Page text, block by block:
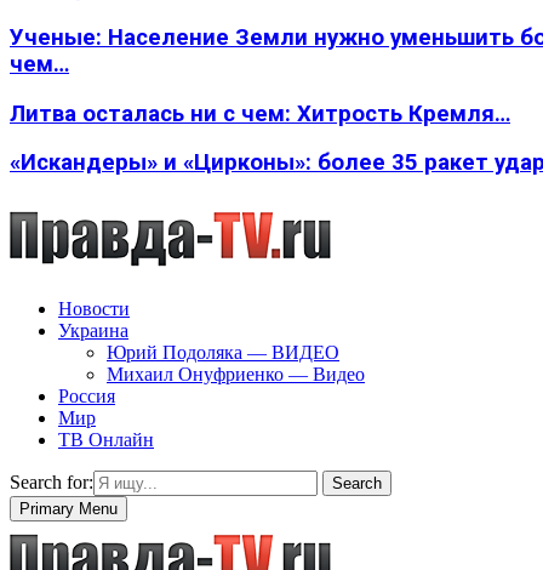
Ученые: Население Земли нужно уменьшить
чем…
Литва осталась ни с чем: Хитрость Кремля…
«Искандеры» и «Цирконы»: более 35 ракет
Новости
Украина
Юрий Подоляка — ВИДЕО
Михаил Онуфриенко — Видео
Россия
Мир
ТВ Онлайн
Search for:
Search
Primary Menu